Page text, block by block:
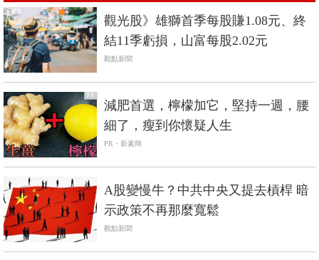
觀光股》雄獅首季每股賺1.08元、終
結11季虧損，山富每股2.02元
觀點新聞
細了，瘦到你懷疑人生
PR・新素簡
示政策不再那麼寬鬆
觀點新聞
PR 9597借錢網